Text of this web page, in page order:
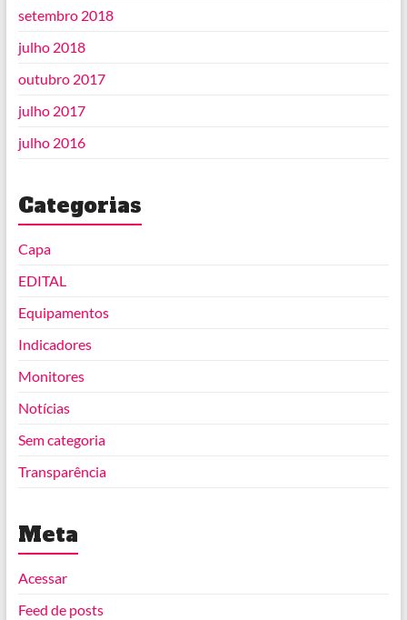
setembro 2018
julho 2018
outubro 2017
julho 2017
julho 2016
Categorias
Capa
EDITAL
Equipamentos
Indicadores
Monitores
Notícias
Sem categoria
Transparência
Meta
Acessar
Feed de posts